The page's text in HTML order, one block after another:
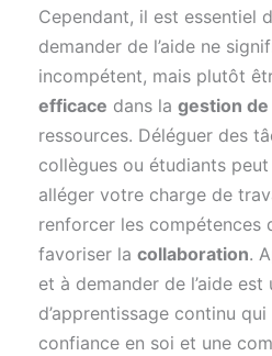
Cependant, il est essentiel
demander de l’aide ne
incompétent, mais plutôt
efficace dans la gestion
ressources. Déléguer des
collègues ou étudiants
alléger votre charge de
renforcer les compétences
favoriser la collaboration.
et à demander de l’aide est
d’apprentissage continu
confiance en soi et une